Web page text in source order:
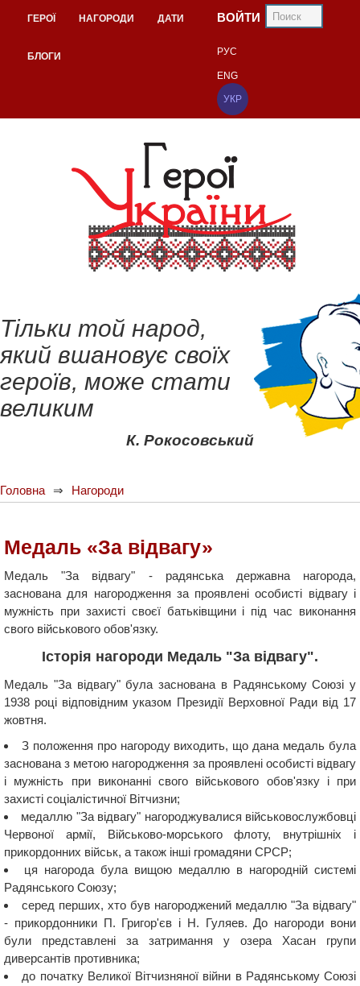
ГЕРОЇ НАГОРОДИ ДАТИ
БЛОГИ
ВОЙТИ
РУС
ENG
УКР
Тільки той народ,
який вшановує своїх
героїв, може стати
великим
К. Рокосовський
Головна Нагороди
Медаль «За відвагу»
Медаль "За відвагу" - радянська державна нагорода,
заснована для нагородження за проявлені особисті відвагу і
мужність при захисті своєї батьківщини і під час виконання
свого військового обов'язку.
Історія нагороди Медаль "За відвагу".
Медаль "За відвагу" була заснована в Радянському Союзі у
1938 році відповідним указом Президії Верховної Ради від 17
жовтня.
З положення про нагороду виходить, що дана медаль була
заснована з метою нагородження за проявлені особисті відвагу
і мужність при виконанні свого військового обов'язку і при
захисті соціалістичної Вітчизни;
медаллю "За відвагу" нагороджувалися військовослужбовці
Червоної армії, Військово-морського флоту, внутрішніх і
прикордонних військ, а також інші громадяни СРСР;
ця нагорода була вищою медаллю в нагородній системі
Радянського Союзу;
серед перших, хто був нагороджений медаллю "За відвагу"
- прикордонники П. Григор'єв і Н. Гуляев. До нагороди вони
були представлені за затримання у озера Хасан групи
диверсантів противника;
до початку Великої Вітчизняної війни в Радянському Союзі